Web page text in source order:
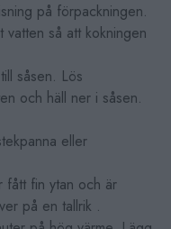
på förpackningen.
vatten så att kokningen
såsen. Lös
och häll ner i såsen.
eller
fått fin ytan och är
på en tallrik .